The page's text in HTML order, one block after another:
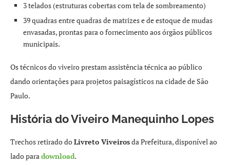
3 telados (estruturas cobertas com tela de sombreamento)
39 quadras entre quadras de matrizes e de estoque de mudas
envasadas, prontas para o fornecimento aos órgãos públicos
municipais.
Os técnicos do viveiro prestam assistência técnica ao público
dando orientações para projetos paisagísticos na cidade de São
Paulo.
História do Viveiro Manequinho Lopes
Trechos retirado doLivreto Viveirosda Prefeitura, disponível ao
lado paradownload.